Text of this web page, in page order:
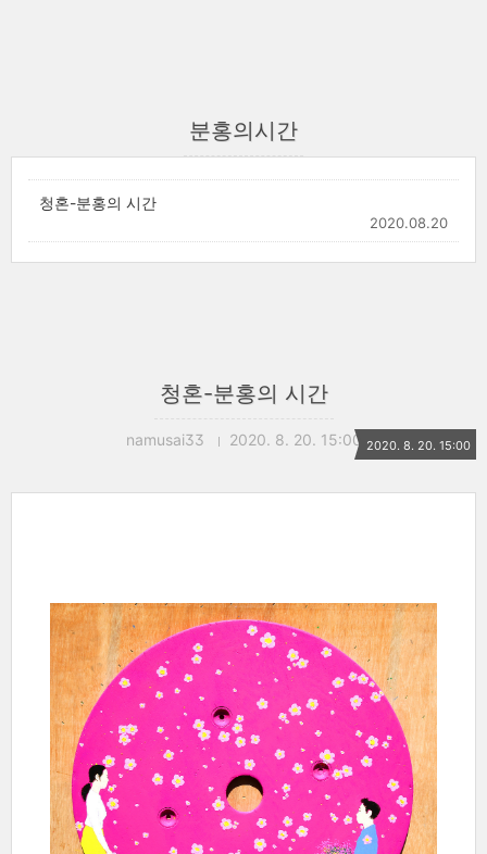
분홍의시간
청혼-분홍의 시간
2020.08.20
청혼-분홍의 시간
namusai33 2020. 8. 20. 15:00 2020. 8. 20. 15:00